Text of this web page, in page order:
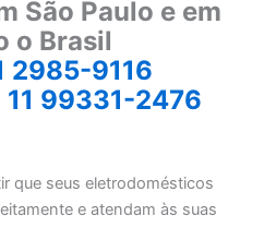
São Paulo e em
o Brasil
2985-9116
11 99331-2476
que seus eletrodomésticos
e atendam às suas